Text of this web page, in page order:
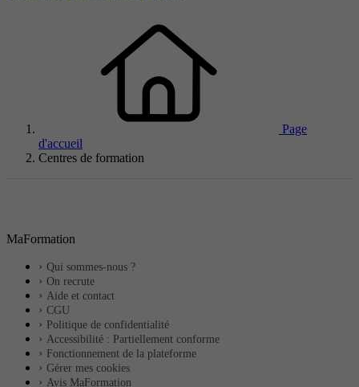
Page
d'accueil
Centres de formation
MaFormation
Qui sommes-nous ?
On recrute
Aide et contact
CGU
Politique de confidentialité
Accessibilité : Partiellement conforme
Fonctionnement de la plateforme
Gérer mes cookies
Avis MaFormation